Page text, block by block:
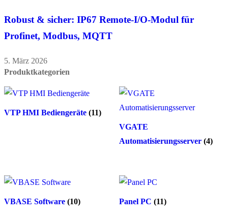
Robust & sicher: IP67 Remote-I/O-Modul für
Profinet, Modbus, MQTT
5. März 2026
Produktkategorien
VTP HMI Bediengeräte (11)
VGATE
Automatisierungsserver (4)
VBASE Software (10) Panel PC (11)